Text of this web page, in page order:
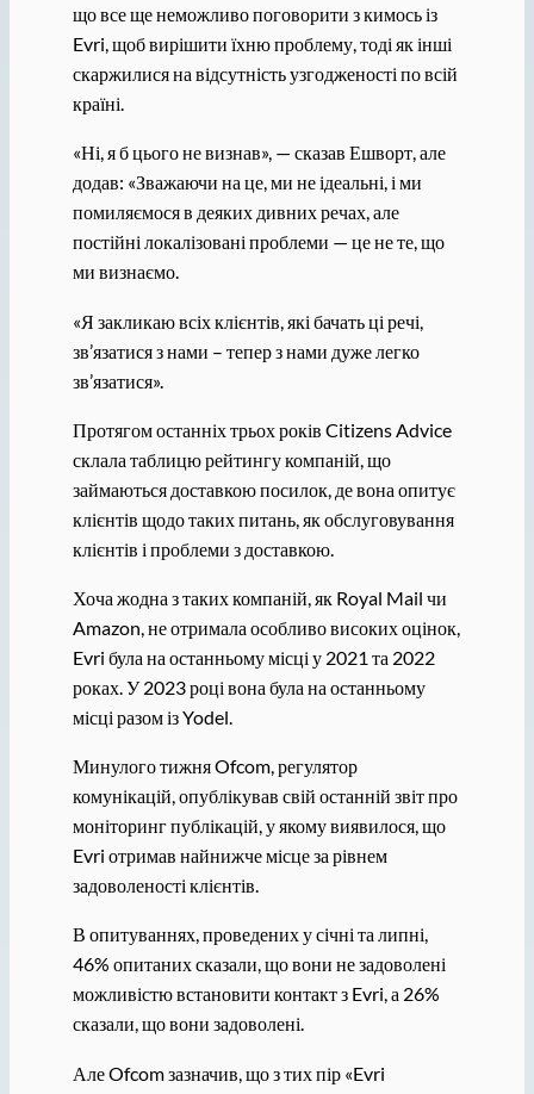
що все ще неможливо поговорити з кимось із
Evri, щоб вирішити їхню проблему, тоді як інші
скаржилися на відсутність узгодженості по всій
країні.
«Ні, я б цього не визнав», — сказав Ешворт, але
додав: «Зважаючи на це, ми не ідеальні, і ми
помиляємося в деяких дивних речах, але
постійні локалізовані проблеми — це не те, що
ми визнаємо.
«Я закликаю всіх клієнтів, які бачать ці речі,
зв’язатися з нами – тепер з нами дуже легко
зв’язатися».
Протягом останніх трьох років Citizens Advice
склала таблицю рейтингу компаній, що
займаються доставкою посилок, де вона опитує
клієнтів щодо таких питань, як обслуговування
клієнтів і проблеми з доставкою.
Хоча жодна з таких компаній, як Royal Mail чи
Amazon, не отримала особливо високих оцінок,
Evri була на останньому місці у 2021 та 2022
роках. У 2023 році вона була на останньому
місці разом із Yodel.
Минулого тижня Ofcom, регулятор
комунікацій, опублікував свій останній звіт про
моніторинг публікацій, у якому виявилося, що
Evri отримав найнижче місце за рівнем
задоволеності клієнтів.
В опитуваннях, проведених у січні та липні,
46% опитаних сказали, що вони не задоволені
можливістю встановити контакт з Evri, а 26%
сказали, що вони задоволені.
Але Ofcom зазначив, що з тих пір «Evri